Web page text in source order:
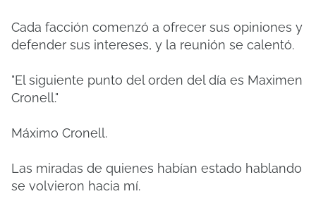
Cada facción comenzó a ofrecer sus opiniones y
defender sus intereses, y la reunión se calentó.
"El siguiente punto del orden del día es Maximen
Cronell."
Máximo Cronell.
Las miradas de quienes habían estado hablando
se volvieron hacia mí.